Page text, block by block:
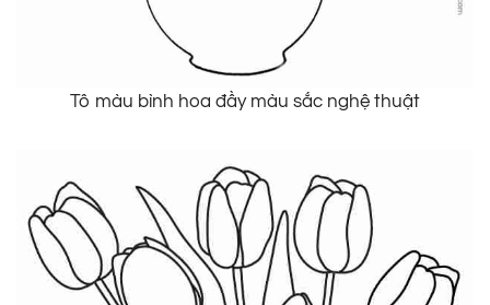
Tô màu bình hoa đầy màu sắc nghệ thuật